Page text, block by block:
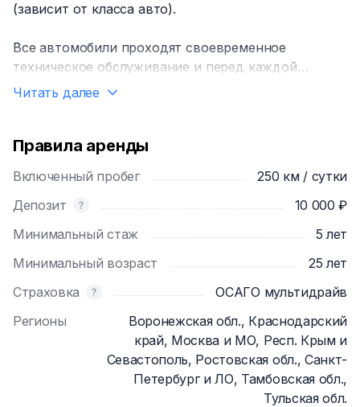
(зависит от класса авто).
Все автомобили проходят своевременное
техническое обслуживание и перед каждой
выдачей клиенту проверяются на отсутствие
блютуз модулем.
Депозит от 10.000 рублей (зависит от региона
поездки, стажа, возраста и т.д.)
Требования к арендатору: гражданство РФ,
прописка на территории РФ, возраст от 25 лет,
индивидуально).
Режим нашей работы с 10:00 до 19:00. Забор
автомобиля в не рабочее время оплачивается
отдельно, доставка так же обсуждается и
оплачивается отдельно по согласованию сторон.
Читать далее
Правила аренды
Включенный пробег
250 км / сутки
Депозит
10 000 ₽
Минимальный стаж
5 лет
Минимальный возраст
25 лет
Страховка
ОСАГО мультидрайв
Регионы
Воронежская обл., Краснодарский
край, Москва и МО, Респ. Крым и
Севастополь, Ростовская обл., Санкт-
Петербург и ЛО, Тамбовская обл.,
Тульская обл.